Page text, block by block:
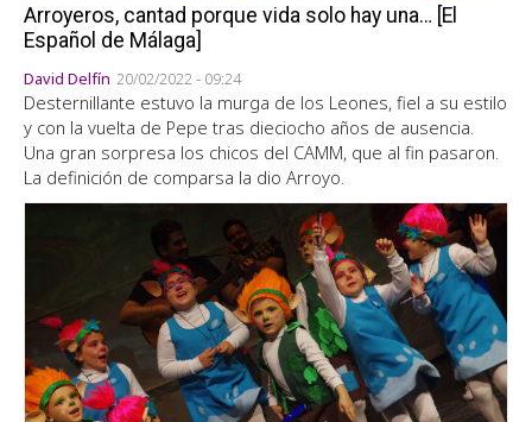
Arroyeros, cantad porque vida solo hay una… [El
Español de Málaga]
David Delfín 20/02/2022 - 09:24
Desternillante estuvo la murga de los Leones, fiel a su estilo
y con la vuelta de Pepe tras dieciocho años de ausencia.
Una gran sorpresa los chicos del CAMM, que al fin pasaron.
La definición de comparsa la dio Arroyo.